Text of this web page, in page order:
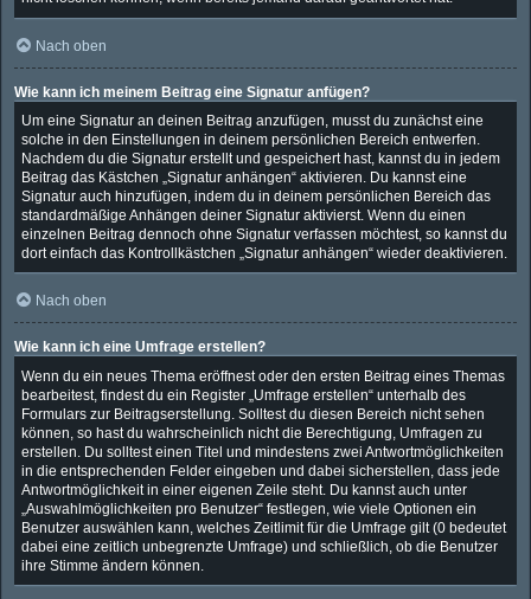
Nach oben
Wie kann ich meinem Beitrag eine Signatur anfügen?
Um eine Signatur an deinen Beitrag anzufügen, musst du zunächst eine
solche in den Einstellungen in deinem persönlichen Bereich entwerfen.
Nachdem du die Signatur erstellt und gespeichert hast, kannst du in jedem
Beitrag das Kästchen „Signatur anhängen“ aktivieren. Du kannst eine
Signatur auch hinzufügen, indem du in deinem persönlichen Bereich das
standardmäßige Anhängen deiner Signatur aktivierst. Wenn du einen
einzelnen Beitrag dennoch ohne Signatur verfassen möchtest, so kannst du
dort einfach das Kontrollkästchen „Signatur anhängen“ wieder deaktivieren.
Nach oben
Wie kann ich eine Umfrage erstellen?
Wenn du ein neues Thema eröffnest oder den ersten Beitrag eines Themas
bearbeitest, findest du ein Register „Umfrage erstellen“ unterhalb des
Formulars zur Beitragserstellung. Solltest du diesen Bereich nicht sehen
können, so hast du wahrscheinlich nicht die Berechtigung, Umfragen zu
erstellen. Du solltest einen Titel und mindestens zwei Antwortmöglichkeiten
in die entsprechenden Felder eingeben und dabei sicherstellen, dass jede
Antwortmöglichkeit in einer eigenen Zeile steht. Du kannst auch unter
„Auswahlmöglichkeiten pro Benutzer“ festlegen, wie viele Optionen ein
Benutzer auswählen kann, welches Zeitlimit für die Umfrage gilt (0 bedeutet
dabei eine zeitlich unbegrenzte Umfrage) und schließlich, ob die Benutzer
ihre Stimme ändern können.